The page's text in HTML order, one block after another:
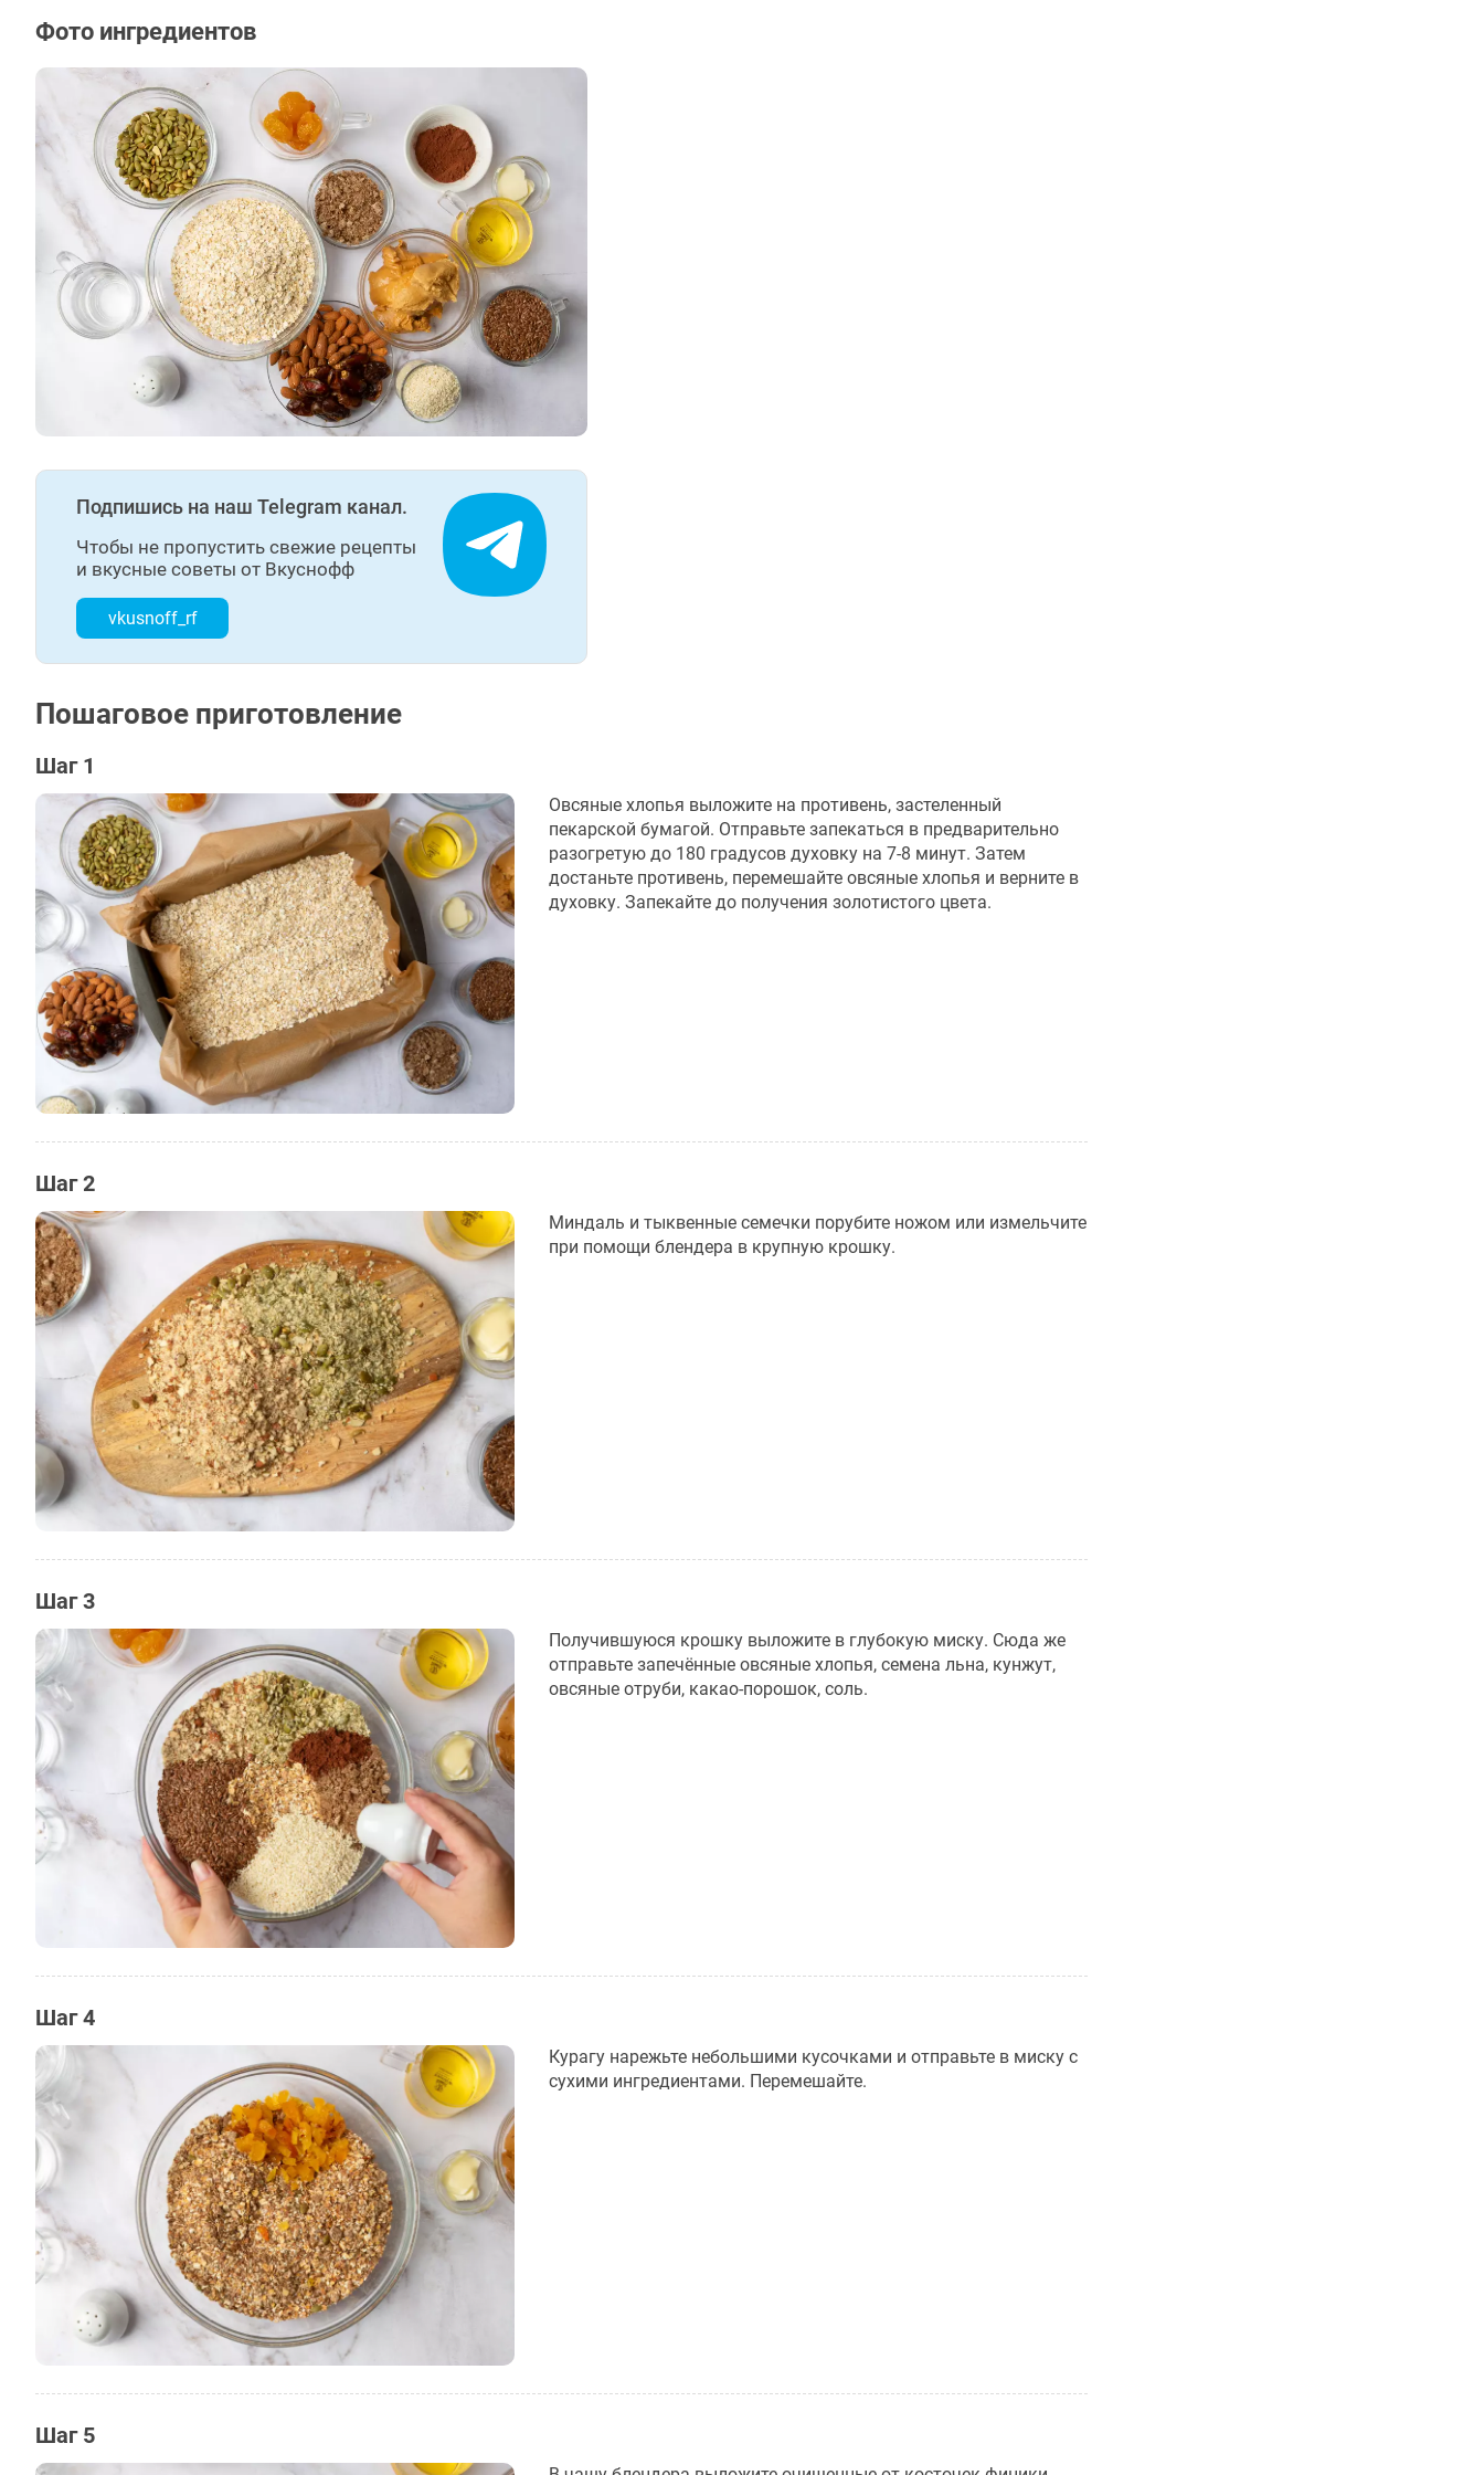
Фото ингредиентов
Подпишись на наш Telegram канал.
Чтобы не пропустить свежие рецепты
и вкусные советы от Вкуснофф
vkusnoff_rf
Пошаговое приготовление
Шаг 1
Овсяные хлопья выложите на противень, застеленный
пекарской бумагой. Отправьте запекаться в предварительно
разогретую до 180 градусов духовку на 7-8 минут. Затем
достаньте противень, перемешайте овсяные хлопья и верните в
духовку. Запекайте до получения золотистого цвета.
Шаг 2
Миндаль и тыквенные семечки порубите ножом или измельчите
при помощи блендера в крупную крошку.
Шаг 3
Получившуюся крошку выложите в глубокую миску. Сюда же
отправьте запечённые овсяные хлопья, семена льна, кунжут,
овсяные отруби, какао-порошок, соль.
Шаг 4
Курагу нарежьте небольшими кусочками и отправьте в миску с
сухими ингредиентами. Перемешайте.
Шаг 5